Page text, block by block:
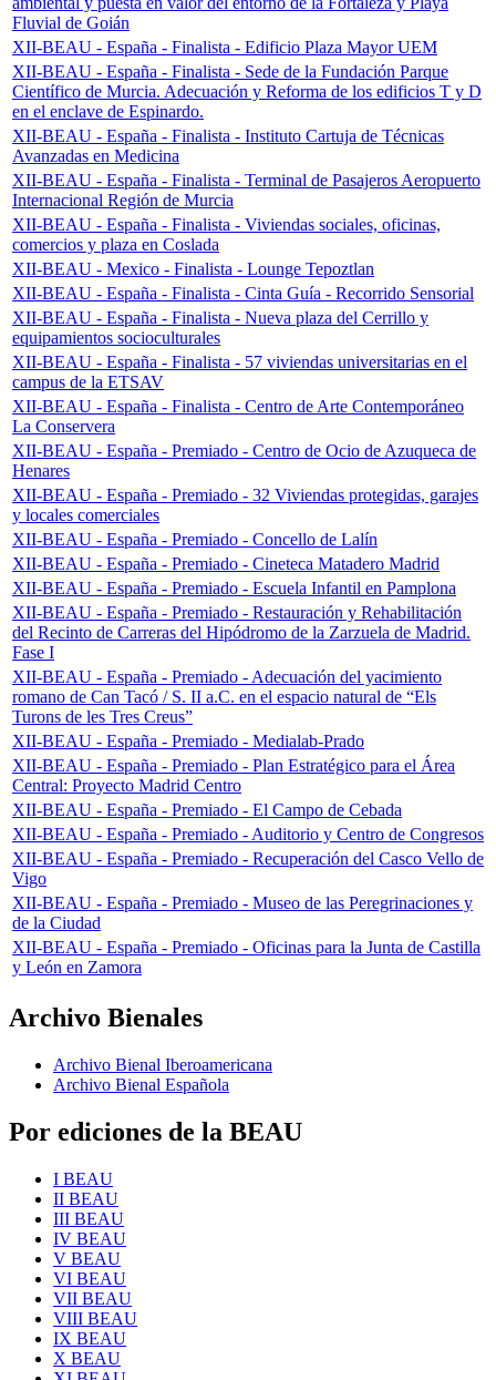
Fluvial de Goián
XII-BEAU - España - Finalista - Edificio Plaza Mayor UEM
XII-BEAU - España - Finalista - Sede de la Fundación Parque
Científico de Murcia. Adecuación y Reforma de los edificios T y D
en el enclave de Espinardo.
XII-BEAU - España - Finalista - Instituto Cartuja de Técnicas
Avanzadas en Medicina
XII-BEAU - España - Finalista - Terminal de Pasajeros Aeropuerto
Internacional Región de Murcia
XII-BEAU - España - Finalista - Viviendas sociales, oficinas,
comercios y plaza en Coslada
XII-BEAU - Mexico - Finalista - Lounge Tepoztlan
XII-BEAU - España - Finalista - Cinta Guía - Recorrido Sensorial
XII-BEAU - España - Finalista - Nueva plaza del Cerrillo y
equipamientos socioculturales
XII-BEAU - España - Finalista - 57 viviendas universitarias en el
campus de la ETSAV
XII-BEAU - España - Finalista - Centro de Arte Contemporáneo
La Conservera
XII-BEAU - España - Premiado - Centro de Ocio de Azuqueca de
Henares
XII-BEAU - España - Premiado - 32 Viviendas protegidas, garajes
y locales comerciales
XII-BEAU - España - Premiado - Concello de Lalín
XII-BEAU - España - Premiado - Cineteca Matadero Madrid
XII-BEAU - España - Premiado - Escuela Infantil en Pamplona
XII-BEAU - España - Premiado - Restauración y Rehabilitación
del Recinto de Carreras del Hipódromo de la Zarzuela de Madrid.
Fase I
XII-BEAU - España - Premiado - Adecuación del yacimiento
romano de Can Tacó / S. II a.C. en el espacio natural de “Els
Turons de les Tres Creus”
XII-BEAU - España - Premiado - Medialab-Prado
XII-BEAU - España - Premiado - Plan Estratégico para el Área
Central: Proyecto Madrid Centro
XII-BEAU - España - Premiado - El Campo de Cebada
XII-BEAU - España - Premiado - Auditorio y Centro de Congresos
XII-BEAU - España - Premiado - Recuperación del Casco Vello de
Vigo
XII-BEAU - España - Premiado - Museo de las Peregrinaciones y
de la Ciudad
XII-BEAU - España - Premiado - Oficinas para la Junta de Castilla
y León en Zamora
Archivo Bienales
Archivo Bienal Iberoamericana
Archivo Bienal Española
Por ediciones de la BEAU
I BEAU
II BEAU
III BEAU
IV BEAU
V BEAU
VI BEAU
VII BEAU
VIII BEAU
IX BEAU
X BEAU